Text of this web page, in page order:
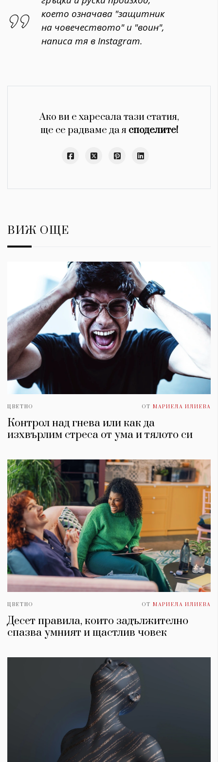
което означава "защитник
на човечеството" и "воин",
написа тя в Instagram.
Ако ви е харесала тази статия,
ще се радваме да я споделите!
ВИЖ ОЩЕ
ЦВЕТНО ОТ МАРИЕЛА ИЛИЕВА
Контрол над гнева или как да
изхвърлим стреса от умa и тялото си
ЦВЕТНО ОТ МАРИЕЛА ИЛИЕВА
Десет правила, които задължително
спазва умният и щастлив човек